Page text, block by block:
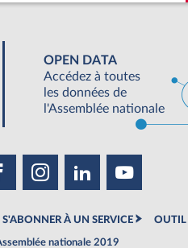
OPEN DATA
Accédez à toutes
les données de
l'Assemblée nationale
S'ABONNER À UN SERVICE OUTIL
nationale 2019